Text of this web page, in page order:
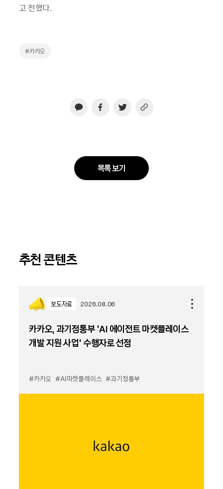
고 전했다.
#카카오
목록 보기
추천 콘텐츠
보도자료 2026.08.06
카카오, 과기정통부 ‘AI 에이전트 마켓플레이스
개발 지원 사업’ 수행자로 선정
#카카오 #AI마켓플레이스 #과기정통부